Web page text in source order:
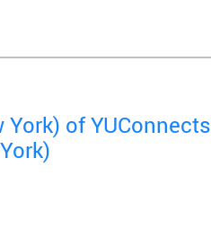
of YUConnects